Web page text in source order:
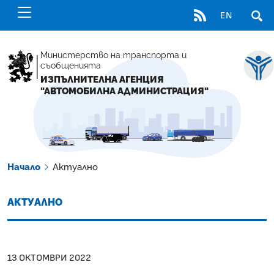
RSS EN
Министерство на транспорта и
съобщенията
ИЗПЪЛНИТЕЛНА АГЕНЦИЯ
"АВТОМОБИЛНА АДМИНИСТРАЦИЯ"
Начало Актуално
АКТУАЛНО
13 ОКТОМВРИ 2022